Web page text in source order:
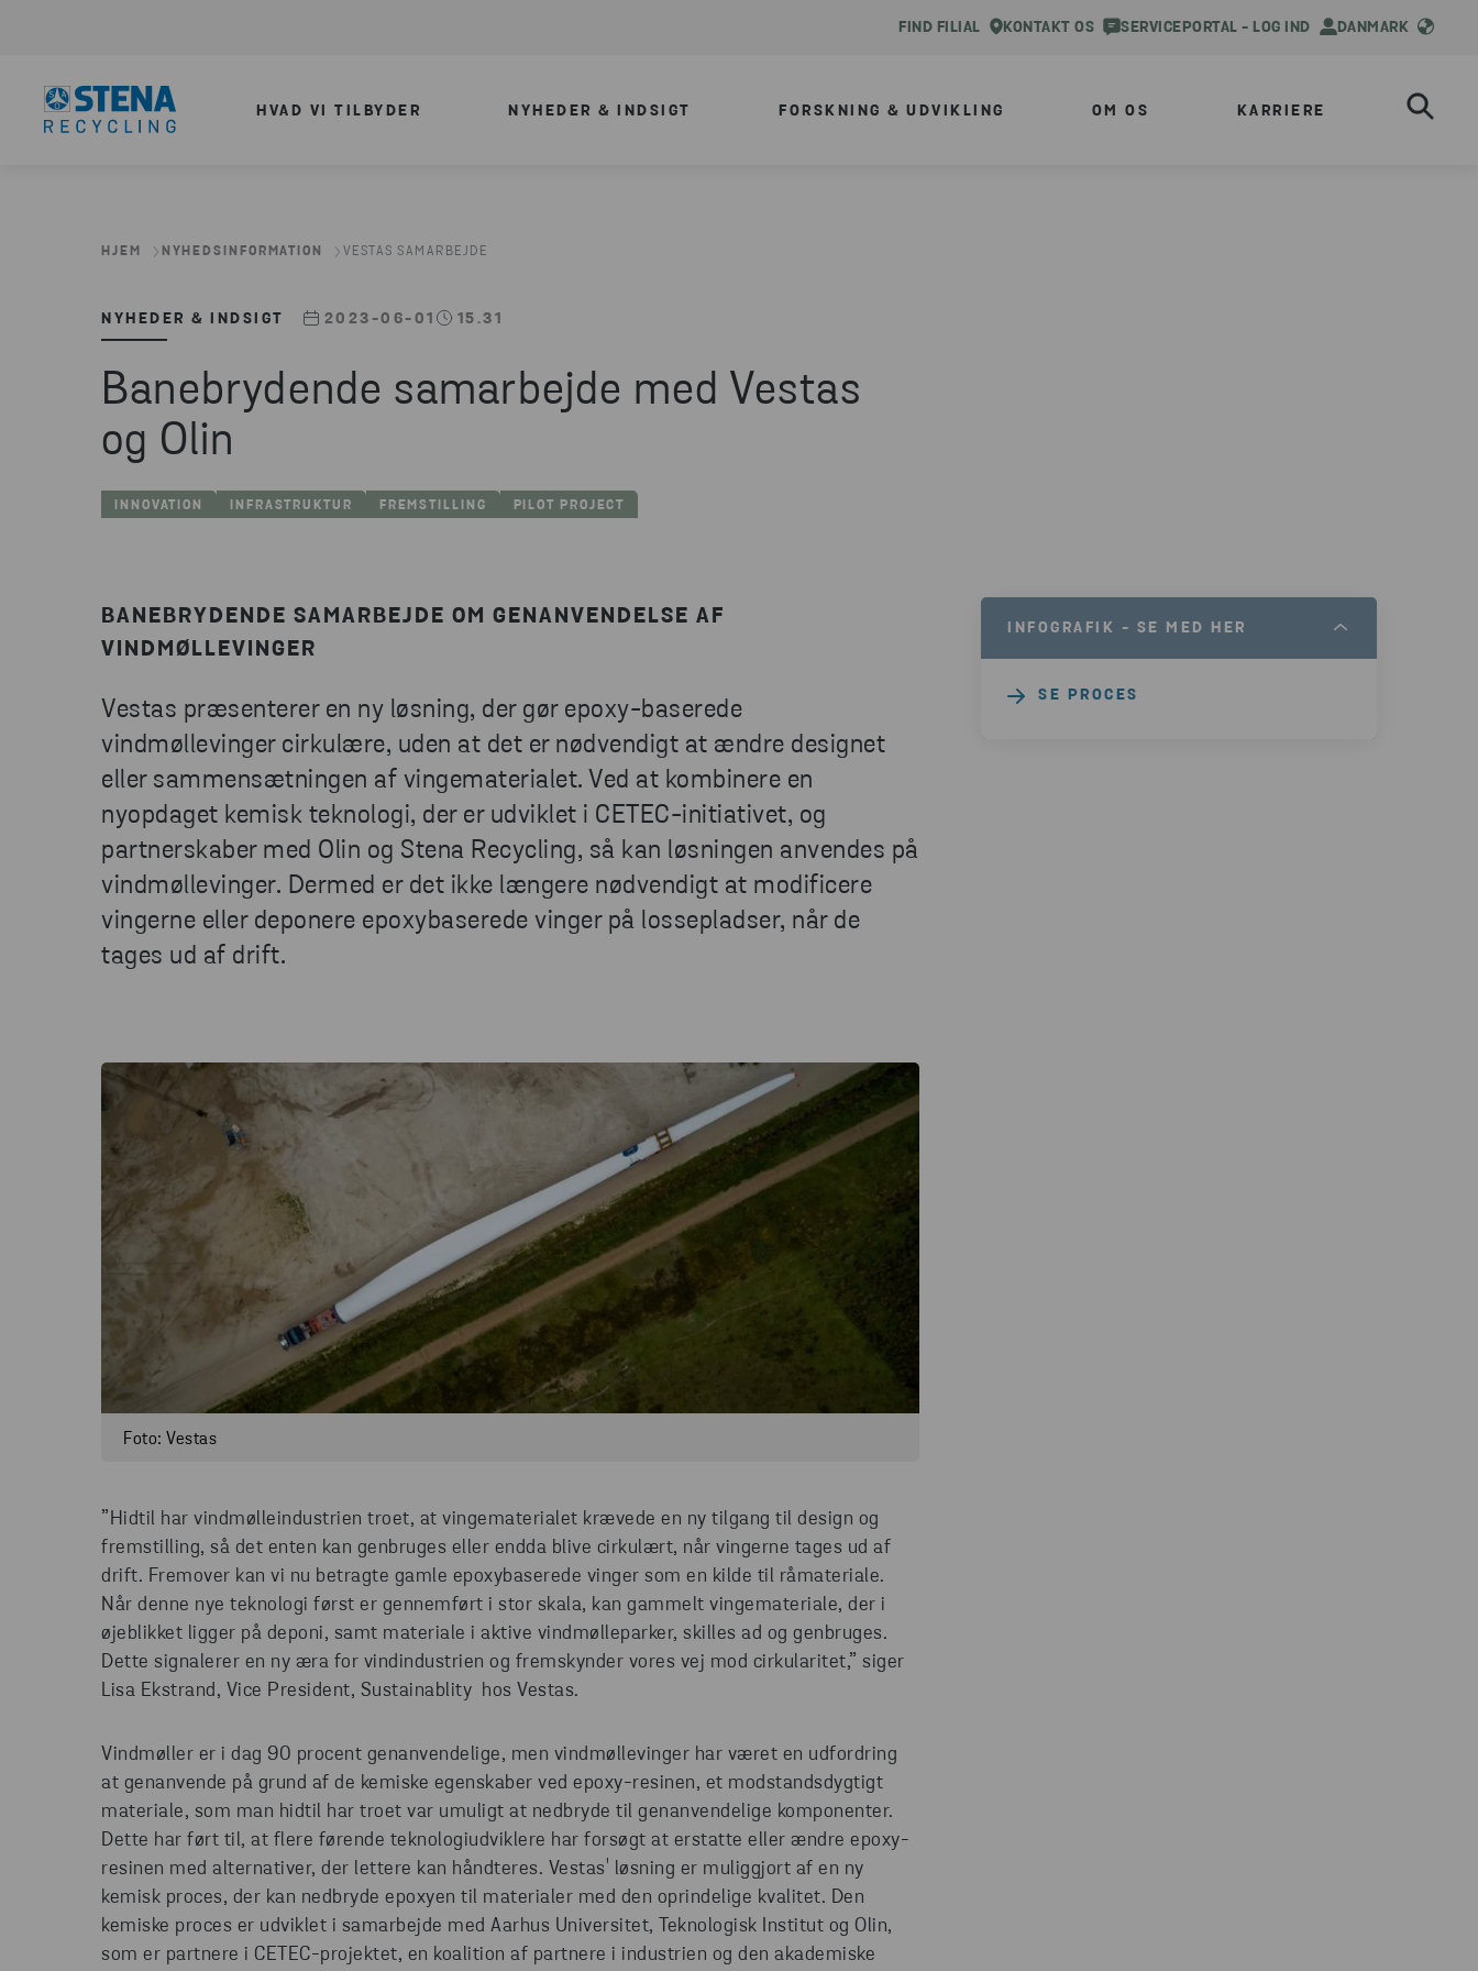
FIND FILIAL KONTAKT OS SERVICEPORTAL - LOG IND DANMARK
HVAD VI TILBYDER NYHEDER & INDSIGT FORSKNING & UDVIKLING OM OS KARRIERE
HJEM NYHEDSINFORMATION VESTAS SAMARBEJDE
NYHEDER & INDSIGT 2023-06-01 15.31
Banebrydende samarbejde med Vestas
og Olin
INNOVATION INFRASTRUKTUR FREMSTILLING PILOT PROJECT
BANEBRYDENDE SAMARBEJDE OM GENANVENDELSE AF
VINDMØLLEVINGER
Vestas præsenterer en ny løsning, der gør epoxy-baserede
vindmøllevinger cirkulære, uden at det er nødvendigt at ændre designet
eller sammensætningen af vingematerialet. Ved at kombinere en
nyopdaget kemisk teknologi, der er udviklet i CETEC-initiativet, og
partnerskaber med Olin og Stena Recycling, så kan løsningen anvendes på
vindmøllevinger. Dermed er det ikke længere nødvendigt at modificere
vingerne eller deponere epoxybaserede vinger på lossepladser, når de
tages ud af drift.
Foto: Vestas
”Hidtil har vindmølleindustrien troet, at vingematerialet krævede en ny tilgang til design og
fremstilling, så det enten kan genbruges eller endda blive cirkulært, når vingerne tages ud af
drift. Fremover kan vi nu betragte gamle epoxybaserede vinger som en kilde til råmateriale.
Når denne nye teknologi først er gennemført i stor skala, kan gammelt vingemateriale, der i
øjeblikket ligger på deponi, samt materiale i aktive vindmølleparker, skilles ad og genbruges.
Dette signalerer en ny æra for vindindustrien og fremskynder vores vej mod cirkularitet,” siger
Lisa Ekstrand, Vice President, Sustainablity hos Vestas.
Vindmøller er i dag 90 procent genanvendelige, men vindmøllevinger har været en udfordring
at genanvende på grund af de kemiske egenskaber ved epoxy-resinen, et modstandsdygtigt
materiale, som man hidtil har troet var umuligt at nedbryde til genanvendelige komponenter.
Dette har ført til, at flere førende teknologiudviklere har forsøgt at erstatte eller ændre epoxy-
resinen med alternativer, der lettere kan håndteres. Vestas' løsning er muliggjort af en ny
kemisk proces, der kan nedbryde epoxyen til materialer med den oprindelige kvalitet. Den
kemiske proces er udviklet i samarbejde med Aarhus Universitet, Teknologisk Institut og Olin,
som er partnere i CETEC-projektet, en koalition af partnere i industrien og den akademiske
INFOGRAFIK - SE MED HER
SE PROCES